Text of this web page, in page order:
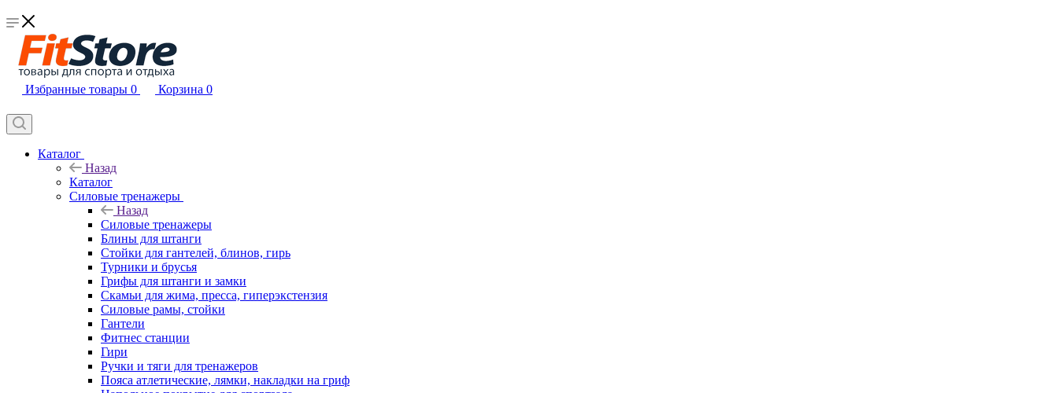
Избранные товары 0 Корзина 0
Каталог
Назад
Каталог
Силовые тренажеры
Назад
Силовые тренажеры
Блины для штанги
Стойки для гантелей, блинов, гирь
Турники и брусья
Грифы для штанги и замки
Скамьи для жима, пресса, гиперэкстензия
Силовые рамы, стойки
Гантели
Фитнес станции
Гири
Ручки и тяги для тренажеров
Пояса атлетические, лямки, накладки на гриф